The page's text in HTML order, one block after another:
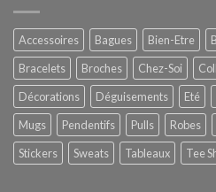
Accessoires Bagues Bien-Etre
Bracelets
Broches Chez-Soi
Décorations
Déguisements Eté
Mugs
Pendentifs Pulls Robes
Stickers
Sweats Tableaux Tee